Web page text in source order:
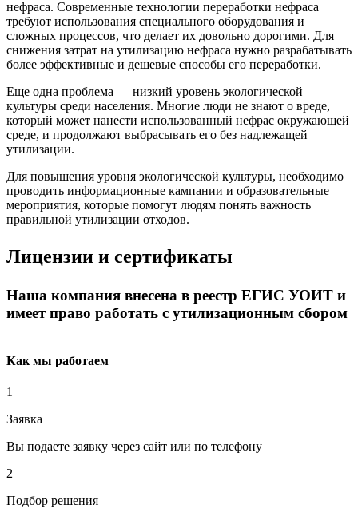
нефраса. Современные технологии переработки нефраса
требуют использования специального оборудования и
сложных процессов, что делает их довольно дорогими. Для
снижения затрат на утилизацию нефраса нужно разрабатывать
более эффективные и дешевые способы его переработки.
Еще одна проблема — низкий уровень экологической
культуры среди населения. Многие люди не знают о вреде,
который может нанести использованный нефрас окружающей
среде, и продолжают выбрасывать его без надлежащей
утилизации.
Для повышения уровня экологической культуры, необходимо
проводить информационные кампании и образовательные
мероприятия, которые помогут людям понять важность
правильной утилизации отходов.
Лицензии и сертификаты
Наша компания внесена в реестр ЕГИС УОИТ и
имеет право работать с утилизационным сбором
Как мы работаем
1
Заявка
Вы подаете заявку через сайт или по телефону
2
Подбор решения